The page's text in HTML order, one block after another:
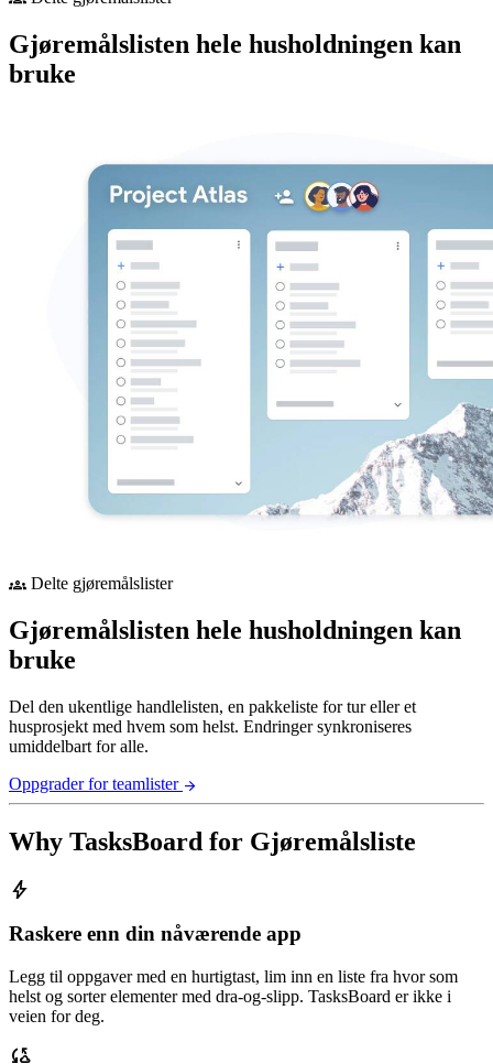
Gjøremålslisten hele husholdningen kan
bruke
groups Delte gjøremålslister
Gjøremålslisten hele husholdningen kan
bruke
Del den ukentlige handlelisten, en pakkeliste for tur eller et
husprosjekt med hvem som helst. Endringer synkroniseres
umiddelbart for alle.
Oppgrader for teamlister arrow_forward
Why TasksBoard for Gjøremålsliste
bolt
Raskere enn din nåværende app
Legg til oppgaver med en hurtigtast, lim inn en liste fra hvor som
helst og sorter elementer med dra-og-slipp. TasksBoard er ikke i
veien for deg.
cloud_sync